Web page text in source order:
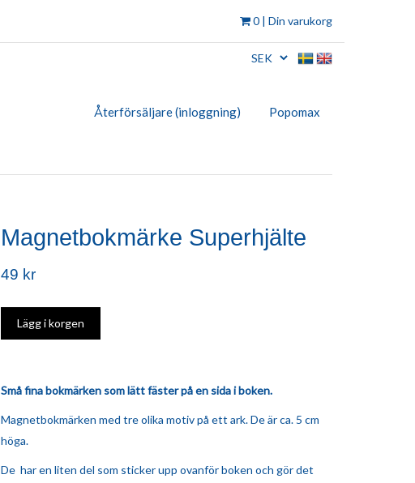
0 | Din varukorg
Återförsäljare (inloggning) Popomax
Magnetbokmärke Superhjälte
49 kr
Små fina bokmärken som lätt fäster på en sida i boken.
Magnetbokmärken med tre olika motiv på ett ark. De är ca. 5 cm
höga.
De har en liten del som sticker upp ovanför boken och gör det